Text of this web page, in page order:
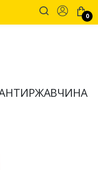
Account
0
АНТИРЖАВЧИНА